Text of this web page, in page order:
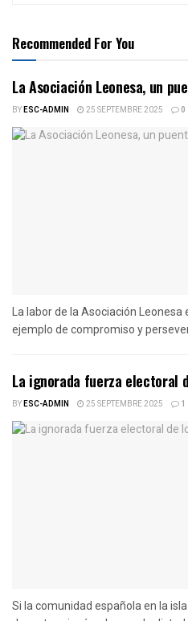
Recommended For You
La Asociación Leonesa, un
BYESC-ADMIN 25 SEPTEMBRE 2025 0
La labor de la Asociación
ejemplo de compromiso y
La ignorada fuerza electoral
BYESC-ADMIN 25 SEPTEMBRE 2025 1
Si la comunidad española en la